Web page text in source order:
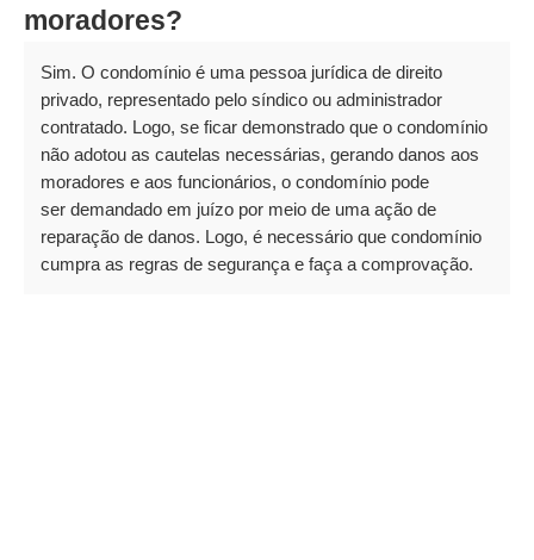
moradores?
Sim. O condomínio é uma pessoa jurídica de direito
privado, representado pelo síndico ou administrador
contratado. Logo, se ficar demonstrado que o condomínio
não adotou as cautelas necessárias, gerando danos aos
moradores e aos funcionários, o condomínio pode
ser demandado em juízo por meio de uma ação de
reparação de danos. Logo, é necessário que condomínio
cumpra as regras de segurança e faça a comprovação.